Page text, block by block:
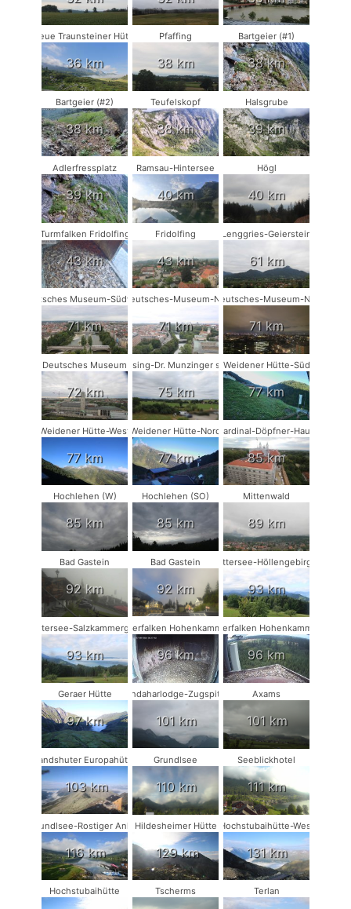
Neue Traunsteiner Hütte
36 km
Pfaffing
38 km
Bartgeier (#1)
38 km
Bartgeier (#2)
38 km
Teufelskopf
38 km
Halsgrube
39 km
Adlerfressplatz
39 km
Ramsau-Hintersee
40 km
Högl
40 km
Turmfalken Fridolfing
43 km
Fridolfing
43 km
Lenggries-Geierstein
61 km
Deutsches Museum-Südwest
71 km
Deutsches-Museum-NO
71 km
Deutsches-Museum-NW
71 km
Deutsches Museum
72 km
Münsing-Dr. Munzinger sport
75 km
Weidener Hütte-Süd
77 km
Weidener Hütte-West
77 km
Weidener Hütte-Nord
77 km
Kardinal-Döpfner-Haus
85 km
Hochlehen (W)
85 km
Hochlehen (SO)
85 km
Mittenwald
89 km
Bad Gastein
92 km
Bad Gastein
92 km
Attersee-Höllengebirge
93 km
Attersee-Salzkammergut
93 km
Wanderfalken Hohenkammer #1
96 km
Wanderfalken Hohenkammer #2
96 km
Geraer Hütte
97 km
Kandaharlodge-Zugspitze
101 km
Axams
101 km
Landshuter Europahütte
103 km
Grundlsee
110 km
Seeblickhotel
111 km
Grundlsee-Rostiger Anker
116 km
Hildesheimer Hütte
129 km
Hochstubaihütte-West
131 km
Hochstubaihütte Tscherms Terlan